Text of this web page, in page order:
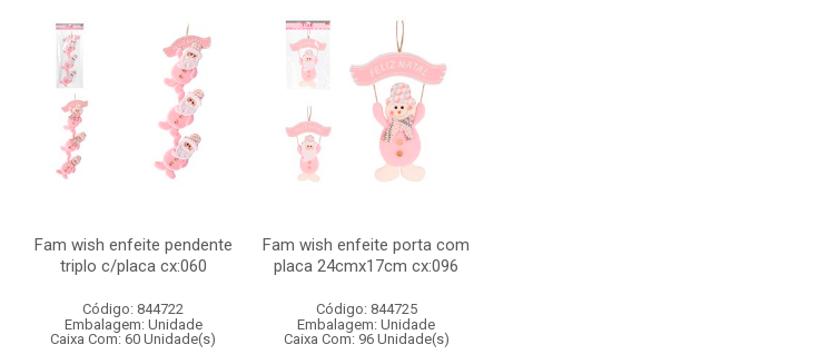
Fam wish enfeite pendente
triplo c/placa cx:060
Código: 844722
Embalagem: Unidade
Caixa Com: 60 Unidade(s)
Fam wish enfeite porta com
placa 24cmx17cm cx:096
Código: 844725
Embalagem: Unidade
Caixa Com: 96 Unidade(s)